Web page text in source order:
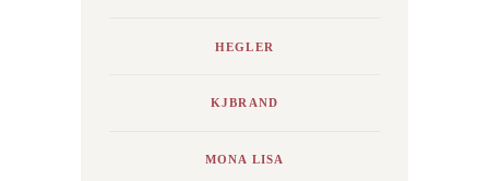
HEGLER
KJBRAND
MONA LISA